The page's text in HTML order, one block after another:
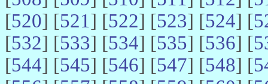
[520] [521] [522] [523] [524] [
[532] [533] [534] [535] [536] [
[544] [545] [546] [547] [548] [